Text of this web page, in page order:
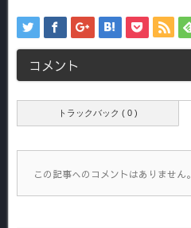
コメント
トラックバック ( 0 )
この記事へのコメントはありません。